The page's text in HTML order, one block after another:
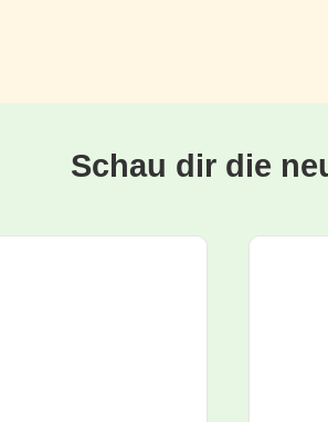
Schau dir die